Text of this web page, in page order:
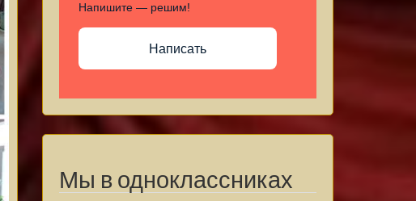
Напишите — решим!
Написать
Мы в одноклассниках